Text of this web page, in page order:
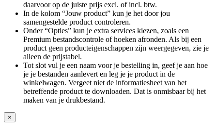
daarvoor op de juiste prijs excl. of incl. btw.
In de kolom “Jouw product” kun je het door jou
samengestelde product controleren.
Onder “Opties” kun je extra services kiezen, zoals een
Premium bestandscontrole of hoeken afronden. Als bij een
product geen producteigenschappen zijn weergegeven, zie je
alleen de prijstabel.
Tot slot vul je een naam voor je bestelling in, geef je aan hoe
je je bestanden aanlevert en leg je je product in de
winkelwagen. Vergeet niet de informatiesheet van het
betreffende product te downloaden. Dat is onmisbaar bij het
maken van je drukbestand.
×